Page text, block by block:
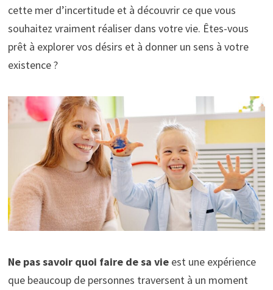
cette mer d’incertitude et à découvrir ce que vous
souhaitez vraiment réaliser dans votre vie. Êtes-vous
prêt à explorer vos désirs et à donner un sens à votre
existence ?
Ne pas savoir quoi faire de sa vieest une expérience
que beaucoup de personnes traversent à un moment